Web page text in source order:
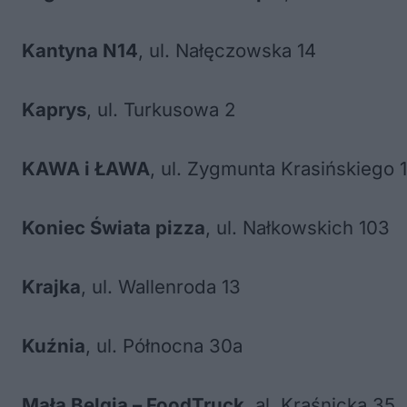
Kantyna N14, ul. Nałęczowska 14
Kaprys, ul. Turkusowa 2
KAWA i ŁAWA, ul. Zygmunta Krasińskiego
Koniec Świata pizza, ul. Nałkowskich 103
Krajka, ul. Wallenroda 13
Kuźnia, ul. Północna 30a